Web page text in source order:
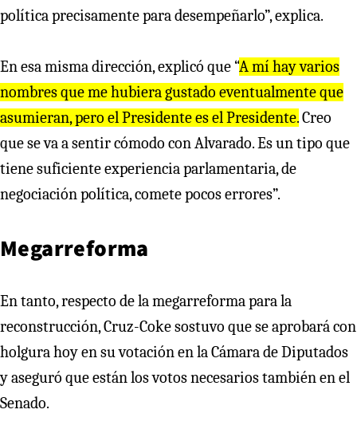
política precisamente para desempeñarlo”, explica.
En esa misma dirección, explicó que “A mí hay varios
nombres que me hubiera gustado eventualmente que
asumieran, pero el Presidente es el Presidente.Creo
que se va a sentir cómodo con Alvarado. Es un tipo que
tiene suficiente experiencia parlamentaria, de
negociación política, comete pocos errores”.
Megarreforma
En tanto, respecto de la megarreforma para la
reconstrucción, Cruz-Coke sostuvo que se aprobará con
holgura hoy en su votación en la Cámara de Diputados
y aseguró que están los votos necesarios también en el
Senado.